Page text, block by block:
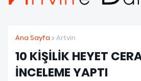
Ana Sayfa Artvin
10 KİŞİLİK HEYET
İNCELEME YAPTI